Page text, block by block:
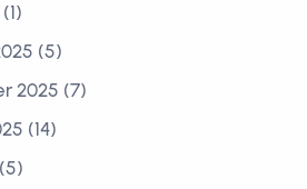
(5)
2025 (7)
(14)